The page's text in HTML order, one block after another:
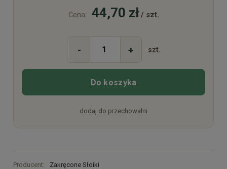
Cena: 44,70 zł/ szt.
- + szt.
Do koszyka
dodaj do przechowalni
Producent: Zakręcone Słoiki